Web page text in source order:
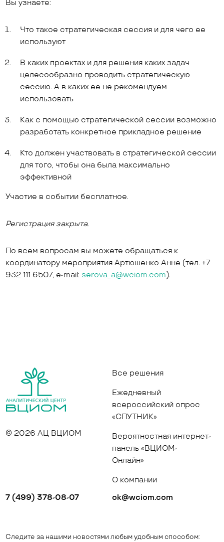
Вы узнаете:
Что такое стратегическая сессия и для чего ее
используют
В каких проектах и для решения каких задач
целесообразно проводить стратегическую
сессию. А в каких ее не рекомендуем
использовать
Как с помощью стратегической сессии возможно
разработать конкретное прикладное решение
Кто должен участвовать в стратегической сессии
для того, чтобы она была максимально
эффективной
Участие в событии бесплатное.
Регистрация закрыта.
По всем вопросам вы можете обращаться к
координатору мероприятия Артюшенко Анне (тел. +7
932 111 6507, e-mail: serova_a@wciom.com).
© 2026 АЦ ВЦИОМ
Все решения
Ежедневный
всероссийский опрос
«СПУТНИК»
Вероятностная интернет-
панель «ВЦИОМ-
Онлайн»
О компании
7 (499) 378-08-07
ok@wciom.com
Следите за нашими новостями любым удобным способом: